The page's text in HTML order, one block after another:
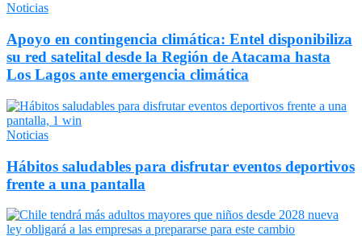
Noticias
Apoyo en contingencia climática: Entel disponibiliza
su red satelital desde la Región de Atacama hasta
Los Lagos ante emergencia climática
Noticias
Hábitos saludables para disfrutar eventos deportivos
frente a una pantalla